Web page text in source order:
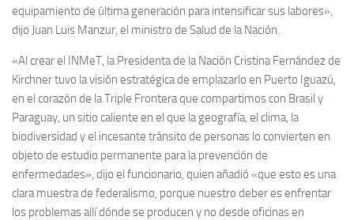
equipamiento de última generación para intensificar sus labores»,
dijo Juan Luis Manzur, el ministro de Salud de la Nación.
«Al crear el INMeT, la Presidenta de la Nación Cristina Fernández de
Kirchner tuvo la visión estratégica de emplazarlo en Puerto Iguazú,
en el corazón de la Triple Frontera que compartimos con Brasil y
Paraguay, un sitio caliente en el que la geografía, el clima, la
biodiversidad y el incesante tránsito de personas lo convierten en
objeto de estudio permanente para la prevención de
enfermedades», dijo el funcionario, quien añadió «que esto es una
clara muestra de federalismo, porque nuestro deber es enfrentar
los problemas allí dónde se producen y no desde oficinas en